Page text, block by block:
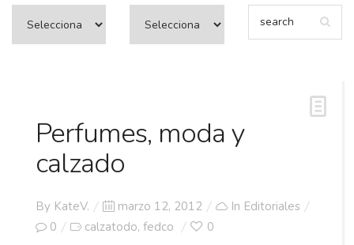
Perfumes, moda y
calzado
By KateV.
Posted
on
marzo 12, 2012 In Editoriales
0
calzatodo, fedco 0